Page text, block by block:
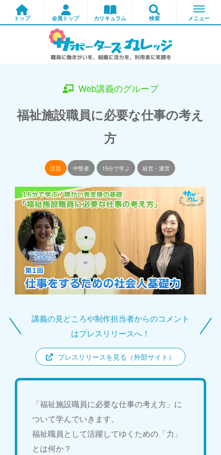
Web講義のグループ
福祉施設職員に必要な仕事の考え
方
注目 中堅者 15分で学ぶ 経営・運営
講義の見どころや制作担当者からのコメント
はプレスリリースへ！
プレスリリースを見る（外部サイト）
「福祉施設職員に必要な仕事の考え方」に
ついて学んでいきます。
福祉職員として活躍してゆくための「力」
とは何か？